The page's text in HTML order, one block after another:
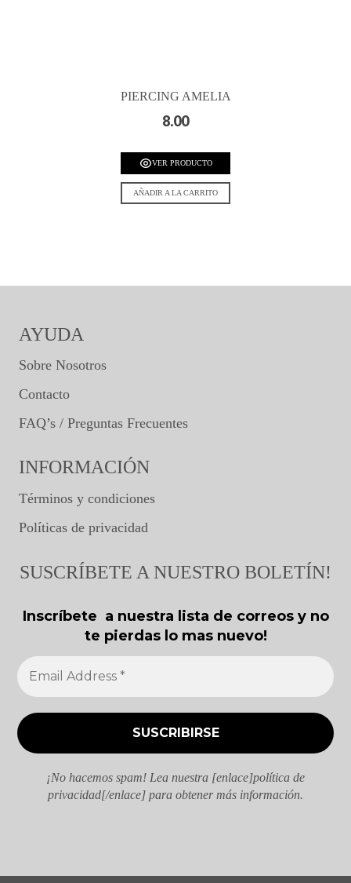
PIERCING AMELIA
8.00
VER PRODUCTO
AÑADIR A LA CARRITO
AYUDA
Sobre Nosotros
Contacto
FAQ’s / Preguntas Frecuentes
INFORMACIÓN
Términos y condiciones
Políticas de privacidad
SUSCRÍBETE A NUESTRO BOLETÍN!
Inscríbete a nuestra lista de correos y no
te pierdas lo mas nuevo!
¡No hacemos spam! Lea nuestra [enlace]política de
privacidad[/enlace] para obtener más información.